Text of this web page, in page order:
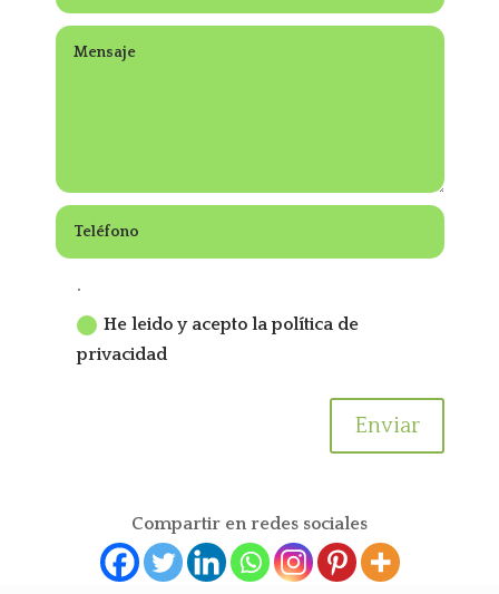
.
He leido y acepto la política de
privacidad
Enviar
Compartir en redes sociales